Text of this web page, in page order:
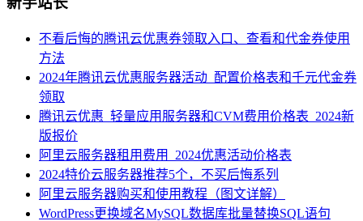
不看后悔的腾讯云优惠券领取入口、查看和代金券使用
方法
2024年腾讯云优惠服务器活动_配置价格表和千元代金券
领取
腾讯云优惠_轻量应用服务器和CVM费用价格表_2024新
版报价
阿里云服务器租用费用_2024优惠活动价格表
2024特价云服务器推荐5个，不买后悔系列
阿里云服务器购买和使用教程（图文详解）
WordPress更换域名MySQL数据库批量替换SQL语句